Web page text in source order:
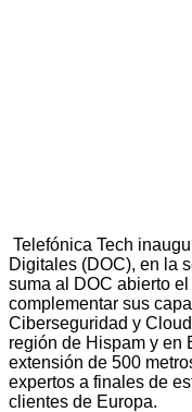
Telefónica Tech
Digitales (DOC), en la
suma al DOC abierto
complementar sus
Ciberseguridad y
región de Hispam y en
extensión de 500
expertos a finales de
clientes de Europa.